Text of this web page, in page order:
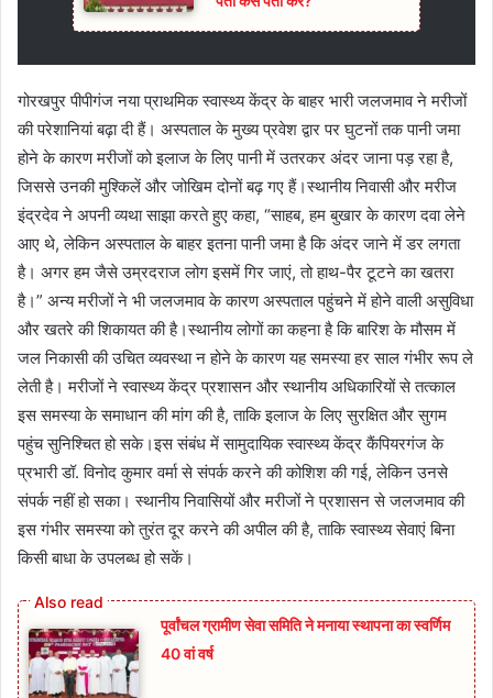
गोरखपुर पीपीगंज नया प्राथमिक स्वास्थ्य केंद्र के बाहर भारी जलजमाव ने मरीजों
की परेशानियां बढ़ा दी हैं। अस्पताल के मुख्य प्रवेश द्वार पर घुटनों तक पानी जमा
होने के कारण मरीजों को इलाज के लिए पानी में उतरकर अंदर जाना पड़ रहा है,
जिससे उनकी मुश्किलें और जोखिम दोनों बढ़ गए हैं।स्थानीय निवासी और मरीज
इंद्रदेव ने अपनी व्यथा साझा करते हुए कहा, “साहब, हम बुखार के कारण दवा लेने
आए थे, लेकिन अस्पताल के बाहर इतना पानी जमा है कि अंदर जाने में डर लगता
है। अगर हम जैसे उम्रदराज लोग इसमें गिर जाएं, तो हाथ-पैर टूटने का खतरा
है।” अन्य मरीजों ने भी जलजमाव के कारण अस्पताल पहुंचने में होने वाली असुविधा
और खतरे की शिकायत की है।स्थानीय लोगों का कहना है कि बारिश के मौसम में
जल निकासी की उचित व्यवस्था न होने के कारण यह समस्या हर साल गंभीर रूप ले
लेती है। मरीजों ने स्वास्थ्य केंद्र प्रशासन और स्थानीय अधिकारियों से तत्काल
इस समस्या के समाधान की मांग की है, ताकि इलाज के लिए सुरक्षित और सुगम
पहुंच सुनिश्चित हो सके।इस संबंध में सामुदायिक स्वास्थ्य केंद्र कैंपियरगंज के
प्रभारी डॉ. विनोद कुमार वर्मा से संपर्क करने की कोशिश की गई, लेकिन उनसे
संपर्क नहीं हो सका। स्थानीय निवासियों और मरीजों ने प्रशासन से जलजमाव की
इस गंभीर समस्या को तुरंत दूर करने की अपील की है, ताकि स्वास्थ्य सेवाएं बिना
किसी बाधा के उपलब्ध हो सकें।
पूर्वांचल ग्रामीण सेवा समिति ने मनाया स्थापना का स्वर्णिम
40 वां वर्ष